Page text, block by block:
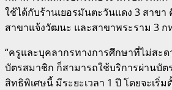
ใช้ได้กับร้านเยอรมันตะวันแดง 3 สาข
สาขาแจ้งวัฒนะ และสาขาพระราม 3 ก
“ครูและบุคลากรทางการศึกษาที่ไม่สะ
บัตรสมาชิก ก็สามารถใช้บริการผ่านบัต
สิทธิพิเศษนี้ มีระยะเวลา 1 ปี โดยจะเริ่